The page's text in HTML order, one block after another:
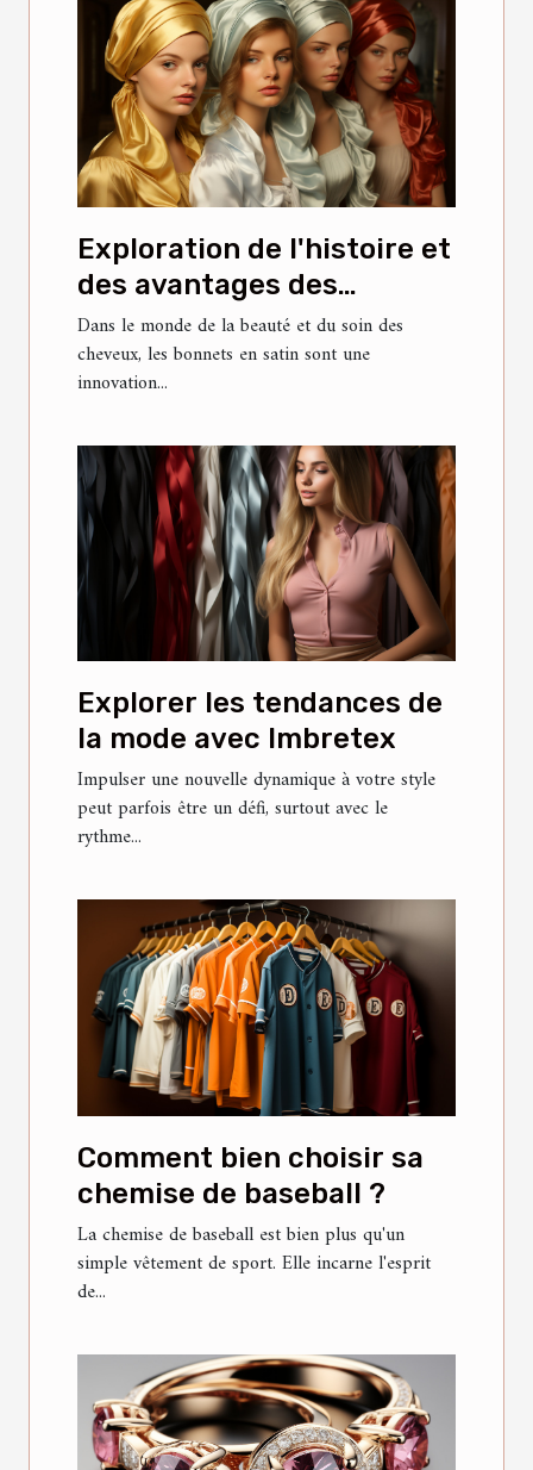
Exploration de l'histoire et
des avantages des
bonnets en satin
Dans le monde de la beauté et du soin des
cheveux, les bonnets en satin sont une
innovation...
Explorer les tendances de
la mode avec Imbretex
Impulser une nouvelle dynamique à votre style
peut parfois être un défi, surtout avec le
rythme...
Comment bien choisir sa
chemise de baseball ?
La chemise de baseball est bien plus qu'un
simple vêtement de sport. Elle incarne l'esprit
de...